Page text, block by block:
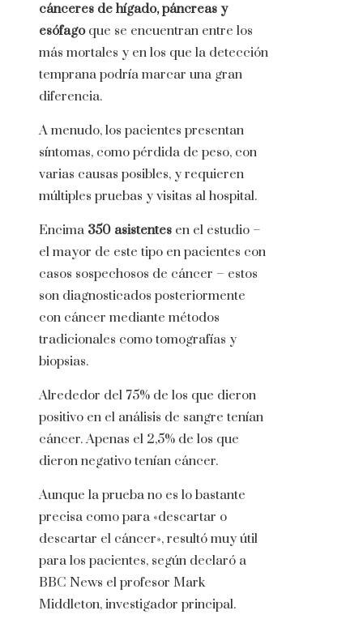
cánceres de hígado, páncreas y
esófagoque se encuentran entre los
más mortales y en los que la detección
temprana podría marcar una gran
diferencia.
A menudo, los pacientes presentan
síntomas, como pérdida de peso, con
varias causas posibles, y requieren
múltiples pruebas y visitas al hospital.
Encima 350 asistentes en el estudio –
el mayor de este tipo en pacientes con
casos sospechosos de cáncer – estos
son diagnosticados posteriormente
con cáncer mediante métodos
tradicionales como tomografías y
biopsias.
Alrededor del 75% de los que dieron
positivo en el análisis de sangre tenían
cáncer. Apenas el 2,5% de los que
dieron negativo tenían cáncer.
Aunque la prueba no es lo bastante
precisa como para «descartar o
descartar el cáncer», resultó muy útil
para los pacientes, según declaró a
BBC News el profesor Mark
Middleton, investigador principal.